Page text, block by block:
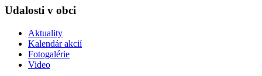
Udalosti v obci
Aktuality
Kalendár akcií
Fotogalérie
Video